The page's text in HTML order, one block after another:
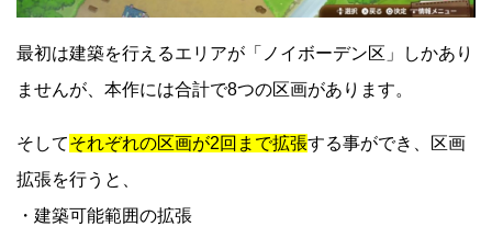
最初は建築を行えるエリアが「ノイボーデン区」しかあり
ませんが、本作には合計で8つの区画があります。
そしてそれぞれの区画が2回まで拡張する事ができ、区画
拡張を行うと、
・建築可能範囲の拡張